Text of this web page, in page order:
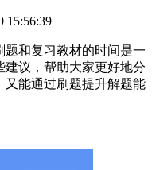
15:56:39
题和复习教材的时间是一
议，帮助大家更好地分
又能通过刷题提升解题能